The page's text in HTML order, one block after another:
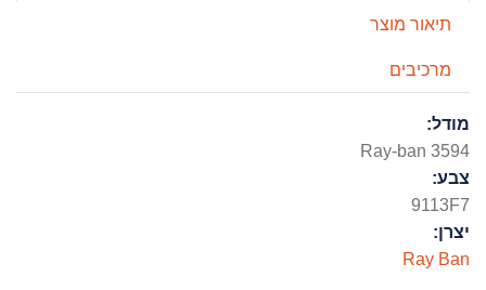
תיאור מוצר
מרכיבים
מודל:
Ray-ban 3594
צבע:
9113F7
יצרן:
Ray Ban